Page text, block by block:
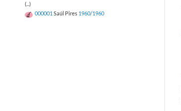
(...)
000001 Saúl Pires 1960/1960